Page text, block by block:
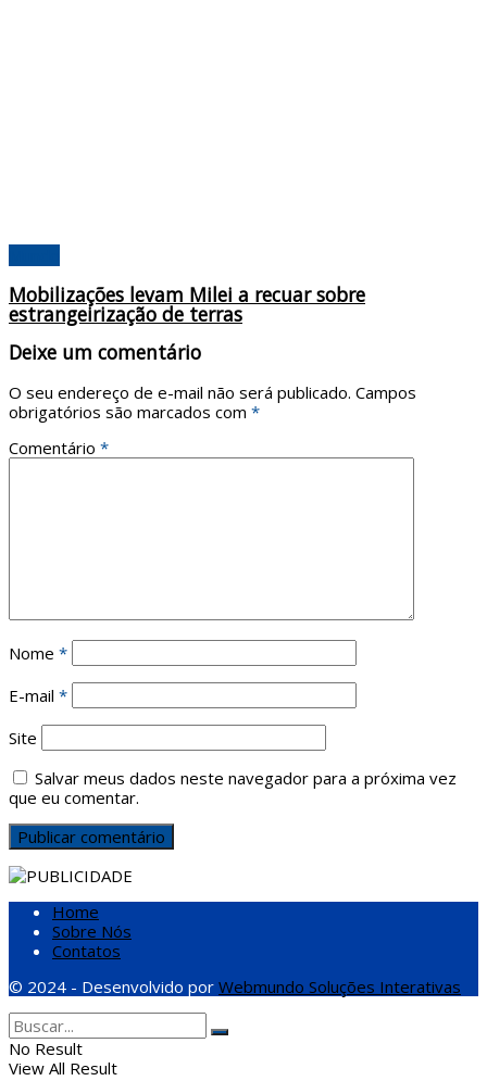
Mobilizações levam Milei a recuar sobre
estrangeirização de terras
Deixe um comentário
O seu endereço de e-mail não será publicado. Campos
obrigatórios são marcados com *
Comentário *
Nome *
E-mail *
Site
Salvar meus dados neste navegador para a próxima vez
que eu comentar.
Home
Sobre Nós
Contatos
© 2024 - Desenvolvido por Webmundo Soluções Interativas
No Result
View All Result